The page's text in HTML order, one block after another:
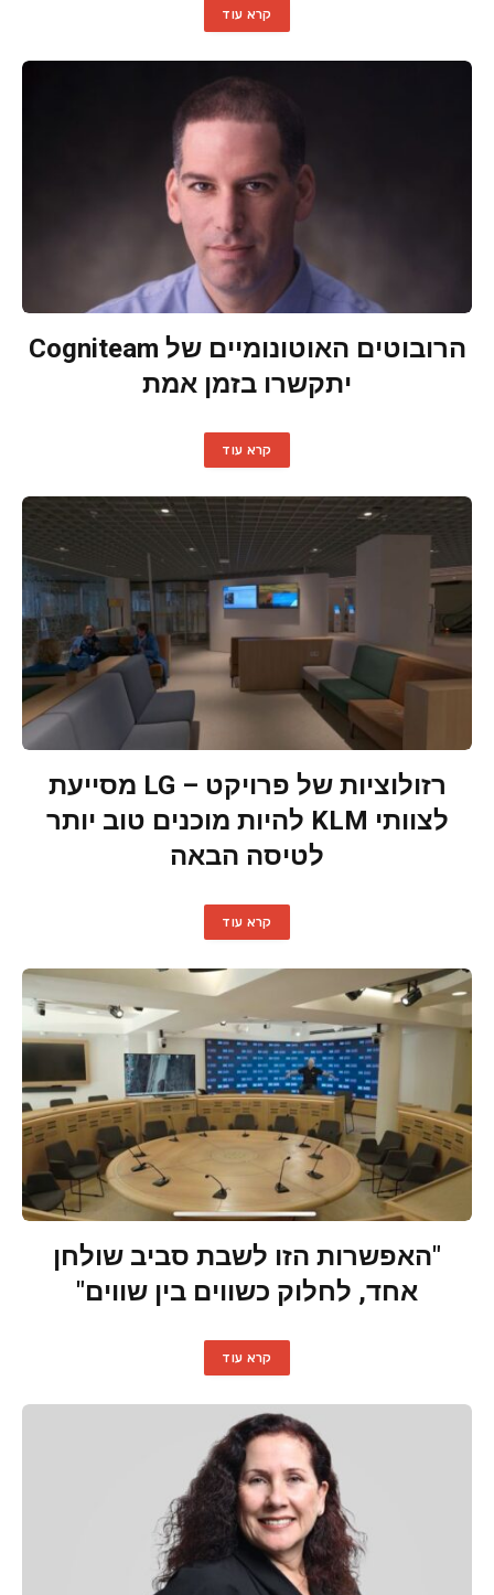
קרא עוד
הרובוטים האוטונומיים של Cogniteam
יתקשרו בזמן אמת
קרא עוד
רזולוציות של פרויקט – LG מסייעת
לצוותי KLM להיות מוכנים טוב יותר
לטיסה הבאה
קרא עוד
"האפשרות הזו לשבת סביב שולחן
אחד, לחלוק כשווים בין שווים"
קרא עוד